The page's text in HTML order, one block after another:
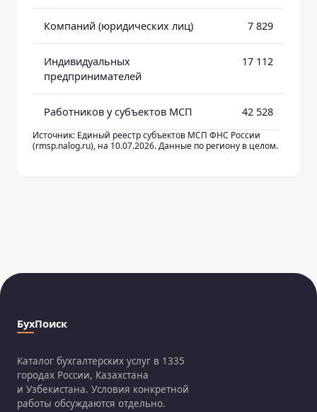
Компаний (юридических лиц) 7 829
Индивидуальных
предпринимателей
17 112
Работников у субъектов МСП 42 528
Источник: Единый реестр субъектов МСП ФНС России
(rmsp.nalog.ru), на 10.07.2026. Данные по региону в целом.
БухПоиск
Каталог бухгалтерских услуг в 1335
городах России, Казахстана
и Узбекистана. Условия конкретной
работы обсуждаются отдельно.